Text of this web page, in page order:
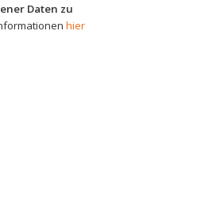
Daten zu
hier